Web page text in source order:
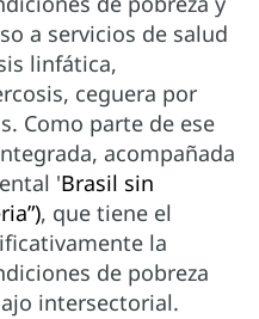
a servicios de salud
linfática,
ceguera por
Como parte de ese
acompañada
'Brasil sin
, que tiene el
la
de pobreza
intersectorial.